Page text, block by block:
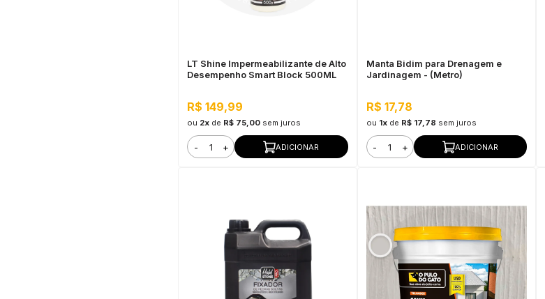
LT Shine Impermeabilizante de Alto
Desempenho Smart Block 500ML
R$ 149,99
ou 2x de R$ 75,00 sem juros
- + ADICIONAR
Manta Bidim para Drenagem e
Jardinagem - (Metro)
R$ 17,78
ou 1xde R$ 17,78 sem juros
- + ADICIONAR